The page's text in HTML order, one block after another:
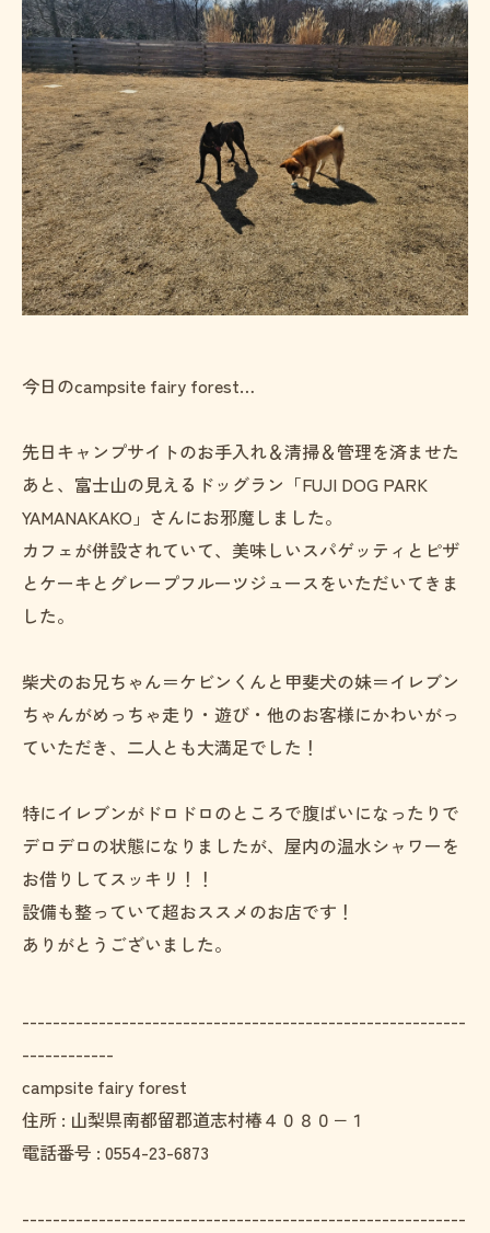
今日のcampsite fairy forest…
先日キャンプサイトのお手入れ＆清掃＆管理を済ませた
あと、富士山の見えるドッグラン「FUJI DOG PARK
YAMANAKAKO」さんにお邪魔しました。
カフェが併設されていて、美味しいスパゲッティとピザ
とケーキとグレープフルーツジュースをいただいてきま
した。
柴犬のお兄ちゃん＝ケビンくんと甲斐犬の妹＝イレブン
ちゃんがめっちゃ走り・遊び・他のお客様にかわいがっ
ていただき、二人とも大満足でした！
特にイレブンがドロドロのところで腹ばいになったりで
デロデロの状態になりましたが、屋内の温水シャワーを
お借りしてスッキリ！！
設備も整っていて超おススメのお店です！
ありがとうございました。
----------------------------------------------------------
------------
campsite fairy forest
住所 : 山梨県南都留郡道志村椿４０８０−１
電話番号 : 0554-23-6873
----------------------------------------------------------